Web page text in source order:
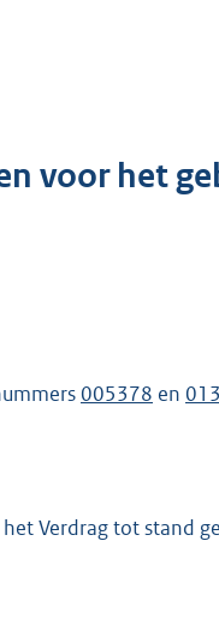
voor het
005378 en
Verdrag tot stand